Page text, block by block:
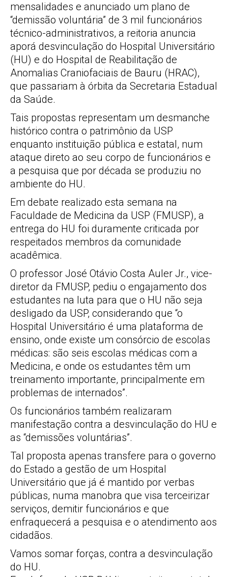
mensalidades e anunciado um plano de
“demissão voluntária” de 3 mil funcionários
técnico-administrativos, a reitoria anuncia
aporá desvinculação do Hospital Universitário
(HU) e do Hospital de Reabilitação de
Anomalias Craniofaciais de Bauru (HRAC),
que passariam à órbita da Secretaria Estadual
da Saúde.
Tais propostas representam um desmanche
histórico contra o patrimônio da USP
enquanto instituição pública e estatal, num
ataque direto ao seu corpo de funcionários e
a pesquisa que por década se produziu no
ambiente do HU.
Em debate realizado esta semana na
Faculdade de Medicina da USP (FMUSP), a
entrega do HU foi duramente criticada por
respeitados membros da comunidade
acadêmica.
O professor José Otávio Costa Auler Jr., vice-
diretor da FMUSP, pediu o engajamento dos
estudantes na luta para que o HU não seja
desligado da USP, considerando que “o
Hospital Universitário é uma plataforma de
ensino, onde existe um consórcio de escolas
médicas: são seis escolas médicas com a
Medicina, e onde os estudantes têm um
treinamento importante, principalmente em
problemas de internados”.
Os funcionários também realizaram
manifestação contra a desvinculação do HU e
as “demissões voluntárias”.
Tal proposta apenas transfere para o governo
do Estado a gestão de um Hospital
Universitário que já é mantido por verbas
públicas, numa manobra que visa terceirizar
serviços, demitir funcionários e que
enfraquecerá a pesquisa e o atendimento aos
cidadãos.
Vamos somar forças, contra a desvinculação
do HU.